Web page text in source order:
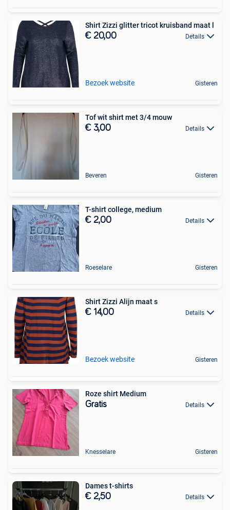
Shirt Zizzi glitter tricot kruisband maat l
€ 20,00 Details
Bezoek website Gisteren
Tof wit shirt met 3/4 mouw
€ 3,00 Details
Beveren Gisteren
T-shirt college, medium
€ 2,00 Details
Roeselare Gisteren
Shirt Zizzi Alijn maat s
€ 14,00 Details
Bezoek website Gisteren
Roze shirt Medium
Gratis Details
Knesselare Gisteren
Dames t-shirts
€ 2,50 Details